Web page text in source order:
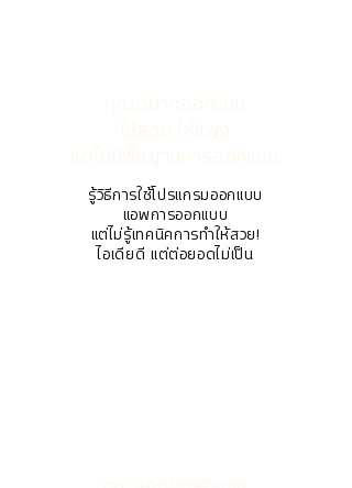
รู้วิธีการใช้โปรแกรมออกแบบ
แอพการออกแบบ
แต่ไม่รู้เทคนิคการทำให้สวย!
ไอเดียดี แต่ต่อยอดไม่เป็น